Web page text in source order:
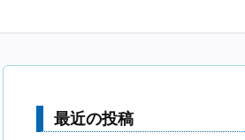
最近の投稿